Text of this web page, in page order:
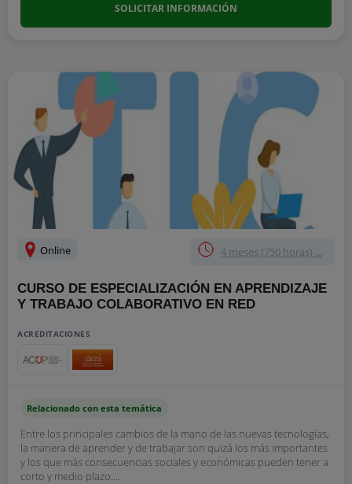
SOLICITAR INFORMACIÓN
Online 4 meses (750 horas) ...
CURSO DE ESPECIALIZACIÓN EN APRENDIZAJE
Y TRABAJO COLABORATIVO EN RED
ACREDITACIONES
Relacionado con esta temática
Entre los principales cambios de la mano de las nuevas tecnologías,
la manera de aprender y de trabajar son quizá los más importantes
y los que más consecuencias sociales y económicas pueden tener a
corto y medio plazo....